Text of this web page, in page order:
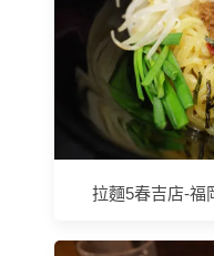
拉麵5春吉店-福